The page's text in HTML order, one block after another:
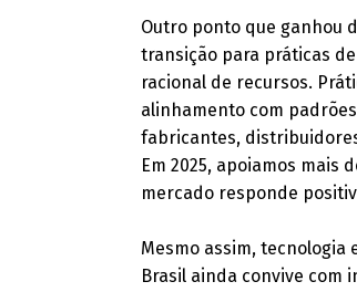
Outro ponto que ganhou
transição para práticas
racional de recursos.
alinhamento com
fabricantes,
Em 2025, apoiamos mais
mercado responde
Mesmo assim,
Brasil ainda convive com